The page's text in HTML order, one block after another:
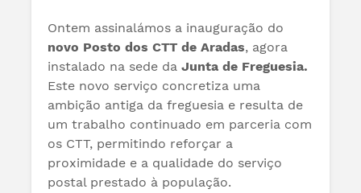
Ontem assinalámos a inauguração do
novo Posto dos CTT de Aradas, agora
instalado na sede da Junta de Freguesia.
Este novo serviço concretiza uma
ambição antiga da freguesia e resulta de
um trabalho continuado em parceria com
os CTT, permitindo reforçar a
proximidade e a qualidade do serviço
postal prestado à população.